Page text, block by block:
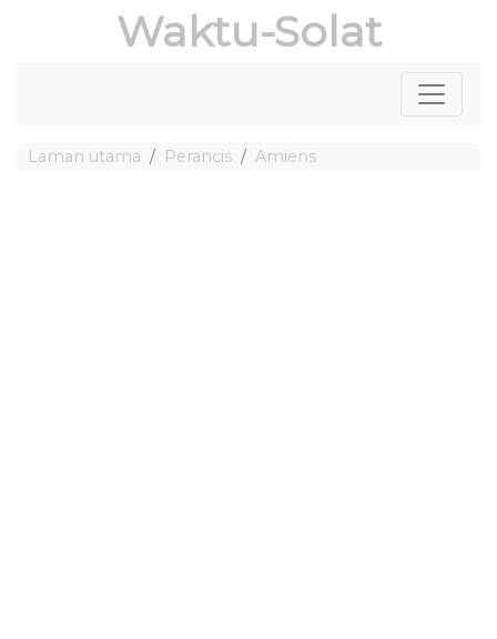
Waktu-Solat
Laman utama Perancis Amiens